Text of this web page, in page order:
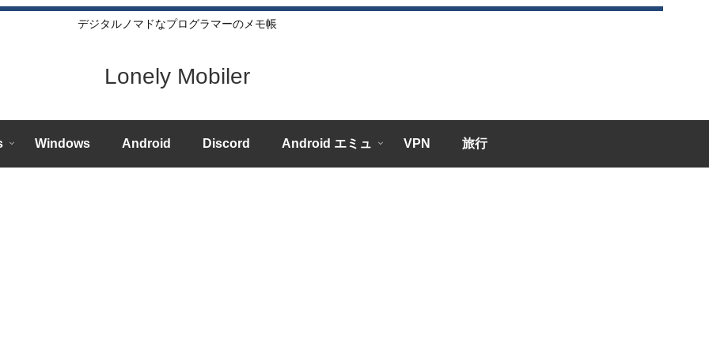
デジタルノマドなプログラマーのメモ帳
Lonely Mobiler
Windows Android Discord Android エミュ VPN 旅行